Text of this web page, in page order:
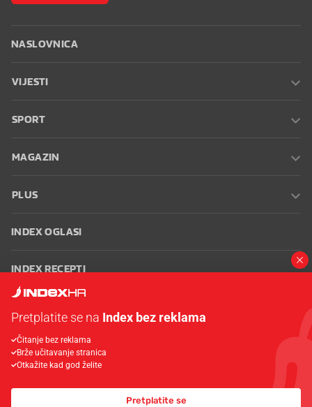
NASLOVNICA
VIJESTI
SPORT
MAGAZIN
PLUS
INDEX OGLASI
INDEX RECEPTI
Oglašavanje Zaposli se na Indexu
korištenja
Postavke kolačića
Pretplatite se na Index bez reklama
Čitanje bez reklama
Brže učitavanje stranica
Otkažite kad god želite
Pretplatite se